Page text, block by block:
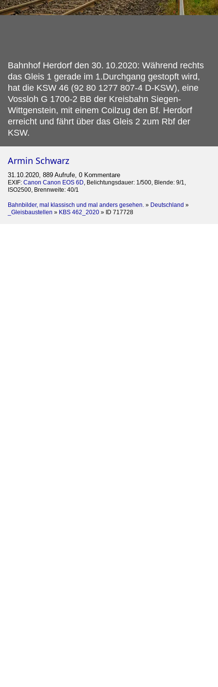
Bahnhof Herdorf den 30. 10.2020: Während rechts
das Gleis 1 gerade im 1.Durchgang gestopft wird,
hat die KSW 46 (92 80 1277 807-4 D-KSW), eine
Vossloh G 1700-2 BB der Kreisbahn Siegen-
Wittgenstein, mit einem Coilzug den Bf. Herdorf
erreicht und fährt über das Gleis 2 zum Rbf der
KSW.
Armin Schwarz
31.10.2020, 889 Aufrufe, 0 Kommentare
EXIF: Canon Canon EOS 6D, Belichtungsdauer: 1/500, Blende: 9/1,
ISO2500, Brennweite: 40/1
Bahnbilder, mal klassisch und mal anders gesehen. » Deutschland »
_Gleisbaustellen » KBS 462_2020 » ID 717728